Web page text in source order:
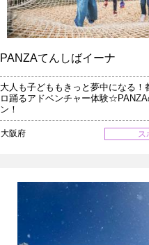
PANZAてんしばイーナ
大人も子どももきっと夢中になる！
ロ踊るアドベンチャー体験
ン！
大阪府 ス